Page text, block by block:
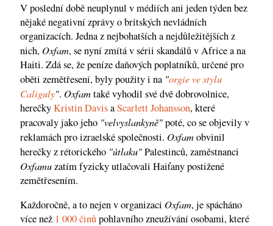
V poslední době neuplynul v médiích ani jeden týden bez
nějaké negativní zprávy o britských nevládních
organizacích. Jedna z nejbohatších a nejdůležitějších z
nich, Oxfam, se nyní zmítá v sérii skandálů v Africe a na
Haiti. Zdá se, že peníze daňových poplatníků, určené pro
oběti zemětřesení, byly použity i na "orgie ve stylu
Caliguly". Oxfamtaké vyhodil své dvě dobrovolnice,
herečkyKristin DavisaScarlett Johansson, které
pracovaly jako jeho "velvyslankyně"poté, co se objevily v
reklamách pro izraelské společnosti. Oxfamobvinil
herečky z rétorického "útlaku"Palestinců, zaměstnanci
Oxfamuzatím fyzicky utlačovali Haiťany postižené
zemětřesením.
Každoročně, a to nejen v organizaci Oxfam, je spácháno
více než 1 000 činůpohlavního zneužívání osobami, které